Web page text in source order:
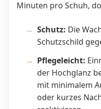
Minuten pro Schuh,
Schutz: Die
Schutzschild
Pflegeleicht:
der Hochglanz
mit minimalem
oder kurzes